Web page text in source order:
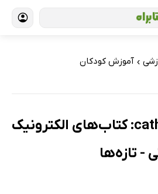
› آموزش کودکان
catherine newman: کتاب‌های الکترونیک
- تازه‌ها